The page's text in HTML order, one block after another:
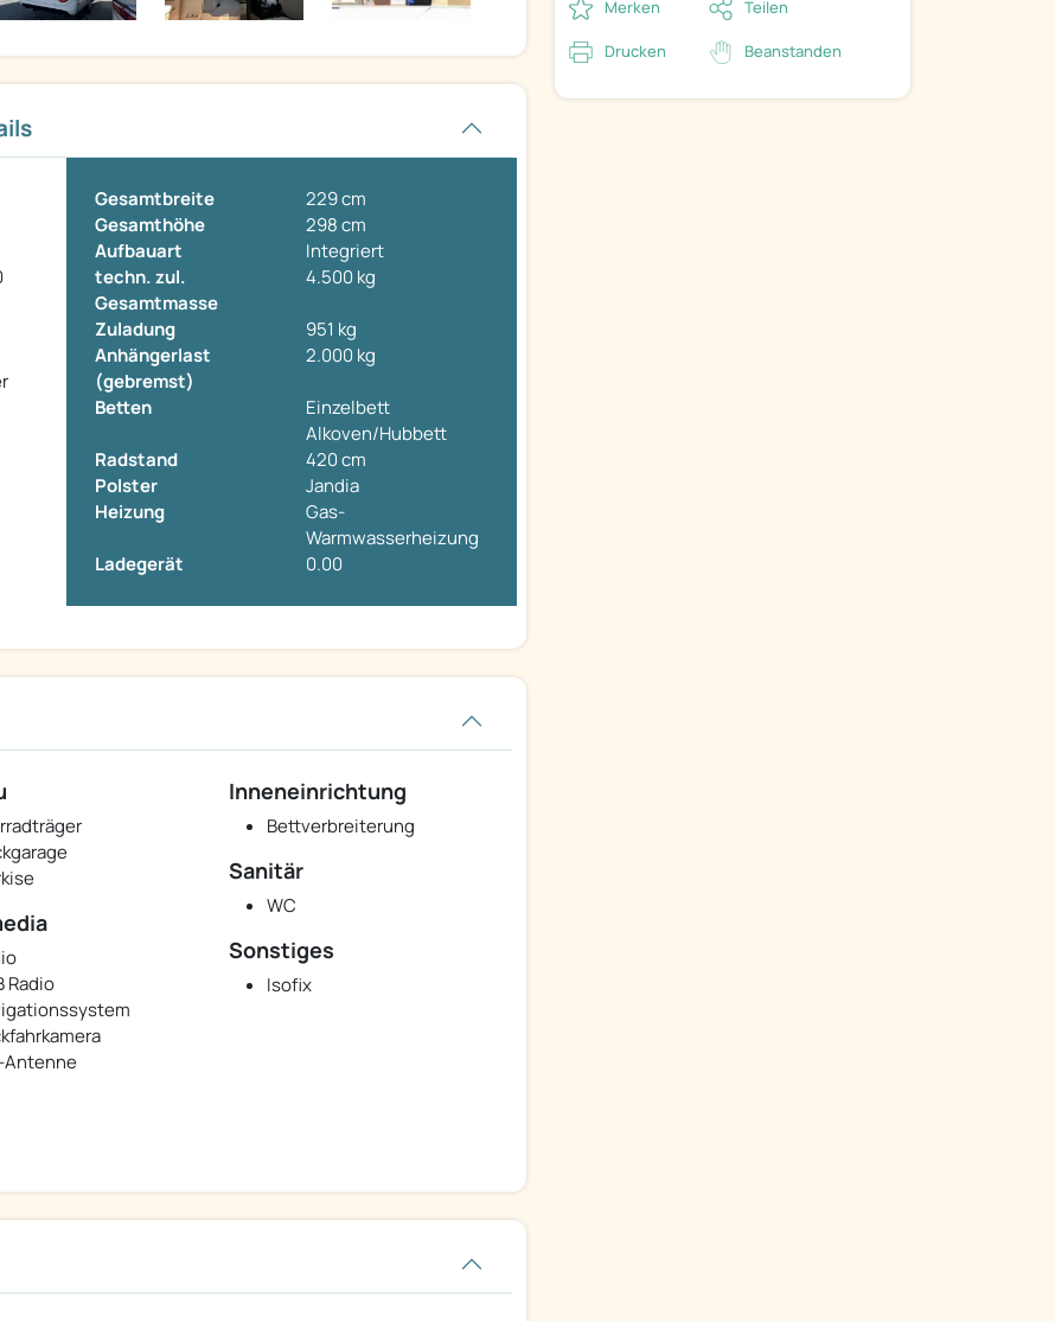
Gesamtbreite
229 cm
Gesamthöhe
298 cm
Aufbauart
Integriert
techn. zul.
Gesamtmasse
4.500 kg
Zuladung
951 kg
Anhängerlast
(gebremst)
2.000 kg
Betten
Einzelbett
Alkoven/Hubbett
Radstand
420 cm
Polster
Jandia
Heizung
Gas-
Warmwasserheizung
Ladegerät
0.00
Inneneinrichtung
Bettverbreiterung
Sanitär
WC
Radio
Antenne
Sonstiges
Isofix
Merken Teilen
Drucken Beanstanden